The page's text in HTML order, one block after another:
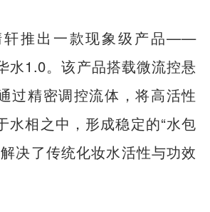
轩推出一款现象级产品——
水1.0。该产品搭载微流控悬
过精密调控流体，将高活性
水相之中，形成稳定的“水包
决了传统化妆水活性与功效